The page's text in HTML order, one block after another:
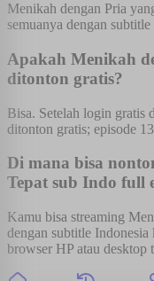
Menikah dengan Pria
semuanya dengan
Apakah Menikah
ditonton gratis?
Bisa. Setelah login gratis
ditonton gratis; episode
Di mana bisa
Tepat sub Indo full
Kamu bisa streaming
dengan subtitle
browser HP atau desktop